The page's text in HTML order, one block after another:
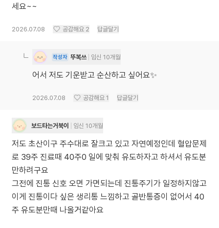
세요~~
2026.07.08 공감해요 2 답글달기
작성자 뚜복쓰 임신 10개월
어서 저도 기운받고 순산하고 싶어요✨
2026.07.08 공감해요 1 답글달기
보드타는거북이 임신 10개월
저도 초산이구 주수대로 잘크고 있고 자연예정인데 혈압문제
로 39주 진료때 40주0 일에 맞춰 유도하자고 하셔서 유도분
만하려구요
그전에 진통 신호 오면 가면되는데 진통주기가 일정하지않고
이게 진통이다 싶은 생리통 느낌하고 골반통증이 없어서 40
주 유도분만때 나올거같아요